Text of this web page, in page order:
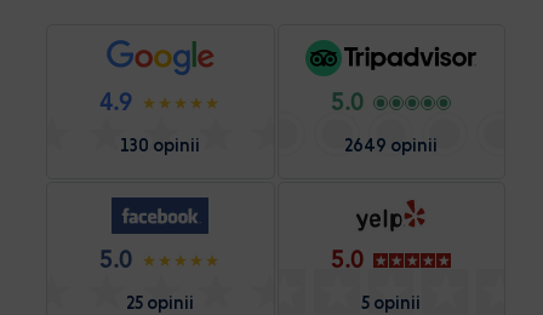
4.9
130 opinii
5.0
2649 opinii
5.0
25 opinii
5.0
5 opinii